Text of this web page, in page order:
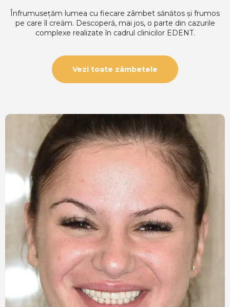
Înfrumusețăm lumea cu fiecare zâmbet sănătos și frumos
pe care îl creăm. Descoperă, mai jos, o parte din cazurile
complexe realizate în cadrul clinicilor EDENT.
Vezi toate zâmbetele